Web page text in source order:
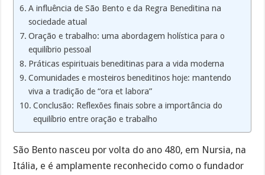
A influência de São Bento e da Regra Beneditina na
sociedade atual
Oração e trabalho: uma abordagem holística para o
equilíbrio pessoal
Práticas espirituais beneditinas para a vida moderna
Comunidades e mosteiros beneditinos hoje: mantendo
viva a tradição de “ora et labora”
Conclusão: Reflexões finais sobre a importância do
equilíbrio entre oração e trabalho
São Bento nasceu por volta do ano 480, em Nursia, na
Itália, e é amplamente reconhecido como o fundador